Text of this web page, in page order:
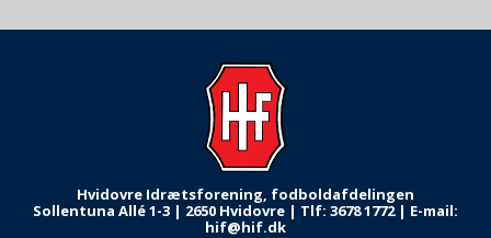
Hvidovre Idrætsforening, fodboldafdelingen
Sollentuna Allé 1-3 | 2650 Hvidovre | Tlf: 3678 1772 | E-mail:
hif@hif.dk